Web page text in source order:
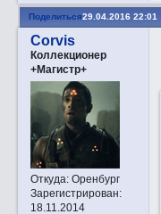
Поделиться29.04.2016 22:01
Corvis
Коллекционер
+Магистр+
Откуда:Оренбург
Зарегистрирован:
18.11.2014